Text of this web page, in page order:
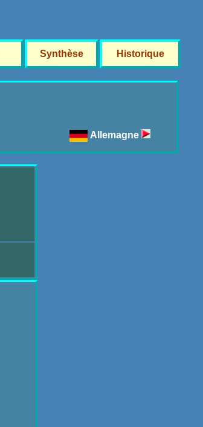
Synthèse Historique
Allemagne